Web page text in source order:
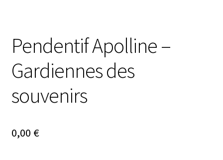
Pendentif Apolline –
Gardiennes des
souvenirs
0,00 €